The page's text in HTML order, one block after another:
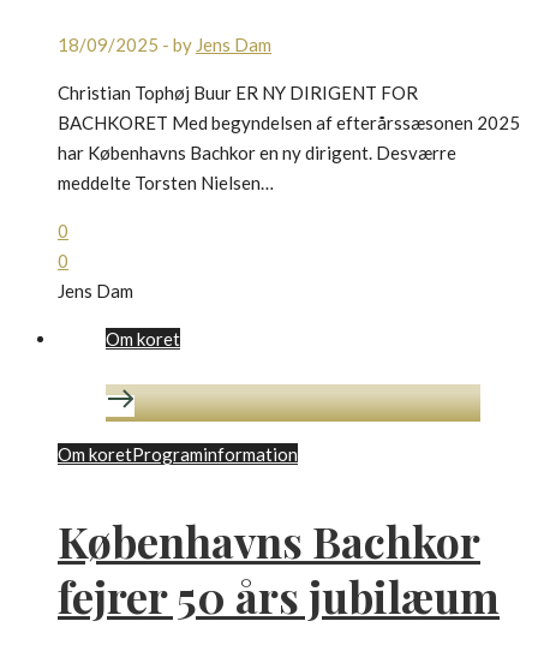
18/09/2025 - by Jens Dam
Christian Tophøj Buur ER NY DIRIGENT FOR
BACHKORET Med begyndelsen af efterårssæsonen 2025
har Københavns Bachkor en ny dirigent. Desværre
meddelte Torsten Nielsen…
0
0
Jens Dam
Om koret
Om koretPrograminformation
Københavns Bachkor
fejrer 50 års jubilæum